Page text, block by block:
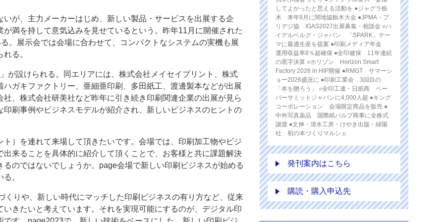
が、主力メーカーはじめ、新しい製品・サービスを出展する企
満を持して意気込みを見せているという。昨年11月に開催された
。展示会では会場に合わせて、コンパクトなシステムの実機も展
る。
が設けられる。同エリアには、株式会社メイセイプリント、株式
ガキファクトリー、亜細亜印刷、多田紙工、渡邊製本などが出展
、株式会社研美社など昨年に引き続き印刷関連企業の出展が見ら
刷事例やビジネスモデルが紹介され、新しいビジネスのヒントの
）を連れて来場して頂きたいです。会場では、印刷加工物やビジ
来ることを具体的に紹介して頂くことで、お客様と共に課題解決
のではないでしょうか。page会場で新しい印刷ビジネスが始める
。
りや、新しい時代にマッチした印刷ビジネスの有り方など、従来
きたいと考えています。それを実現可能にするのが、デジタル印
してよかったと思える活動を ●ジャグラ栃
木 来年9月に関地協栃木大会 ●JPMA・プ
リデジ協 IGAS2027出展募集・相談会 ○ハ
イデルベルグ・ジャパン 「SPARK」テー
マに最適生産を提案 ●印刷メディア年金
運用収益率8％超確保 ●全印健保 11年連続
の黒字決算 ○ホリゾン Horizon Smart
Factory 2026 in HIP開催 ●RMGT サマーシ
ョー2026盛況に ●印刷工業会 3回目の
「本を贈ろう」 ○全印工連・日紙商 ペー
パーサミットジャパンに4,000人超 ●キング
コーポレーション 会場限定商品を販売 ●
中外写真薬品 国際紙パルプ商事に全株式
譲渡 ●文伸・清水工房・けやき出版・緑陽
社 初の本づくりマルシェ
発刊案内はこちら
購読・購入申込先